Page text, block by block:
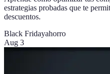
estrategias probadas que te
descuentos.
Black Fridayahorro
Aug 3